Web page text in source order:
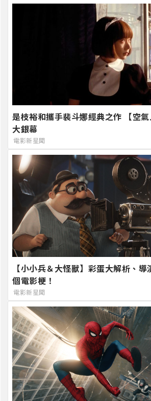
是枝裕和攜手裴斗娜經典之作 【空
大銀幕
電影新星聞
【小小兵＆大怪獸】彩蛋大解析、
個電影梗！
電影新星聞